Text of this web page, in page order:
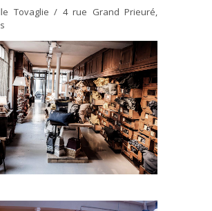
Tovaglie / 4 rue Grand Prieuré,